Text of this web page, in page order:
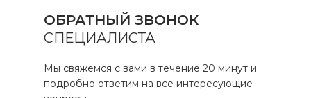
ОБРАТНЫЙ ЗВОНОК
СПЕЦИАЛИСТА
Мы свяжемся с вами в течение 20 минут и
подробно ответим на все интересующие